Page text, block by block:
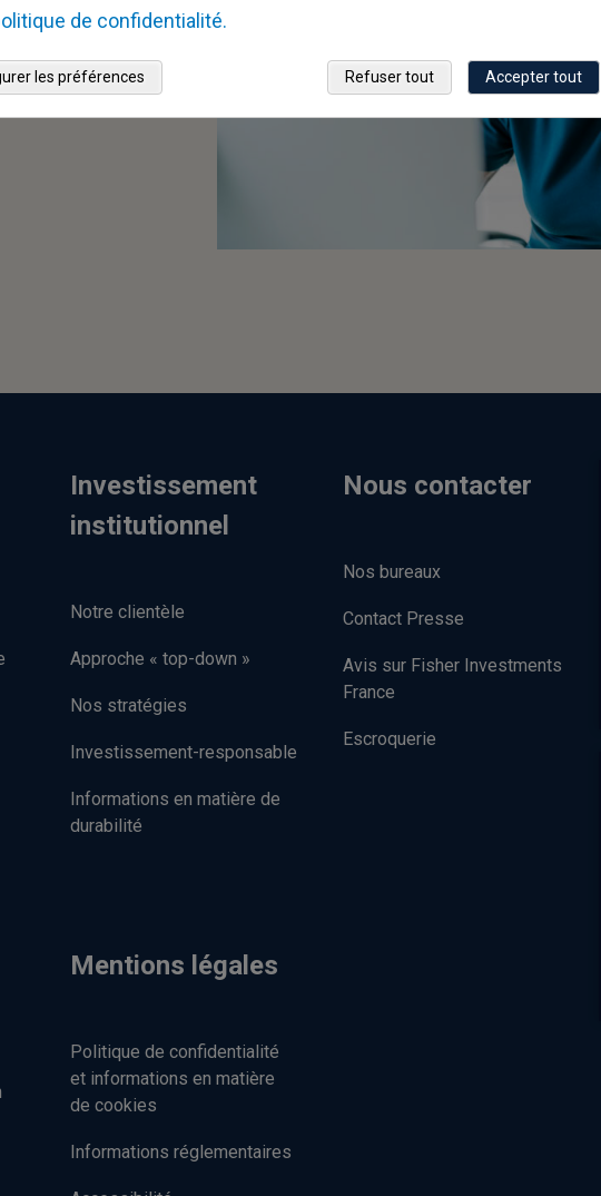
Investissement
institutionnel
Notre clientèle
Approche « top-down »
Nos stratégies
Investissement-responsable
Informations en matière de
durabilité
Nous contacter
Nos bureaux
Contact Presse
Avis sur Fisher Investments
France
Escroquerie
Mentions légales
Politique de confidentialité
et informations en matière
de cookies
Informations réglementaires
de confidentialité.
Accepter tout
Refuser tout
les préférences